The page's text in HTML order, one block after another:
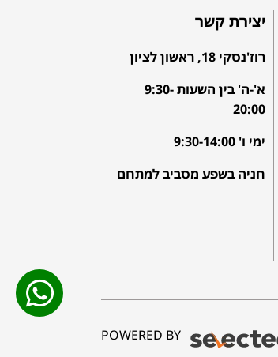
יצירת קשר
רוז'נסקי 18, ראשון לציון
א'-ה' בין השעות 9:30-
20:00
ימי ו' 9:30-14:00
חניה בשפע מסביב למתחם
POWERED BY